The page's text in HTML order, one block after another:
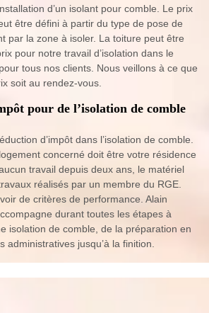
d’un isolant pour comble. Le prix
être défini à partir du type de pose de
par la zone à isoler. La toiture peut être
pour notre travail d’isolation dans le
tous nos clients. Nous veillons à ce que
soit au rendez-vous.
pour de l’isolation de comble
d’impôt dans l’isolation de comble.
concerné doit être votre résidence
travail depuis deux ans, le matériel
réalisés par un membre du RGE.
de critères de performance. Alain
durant toutes les étapes à
isolation de comble, de la préparation en
administratives jusqu’à la finition.